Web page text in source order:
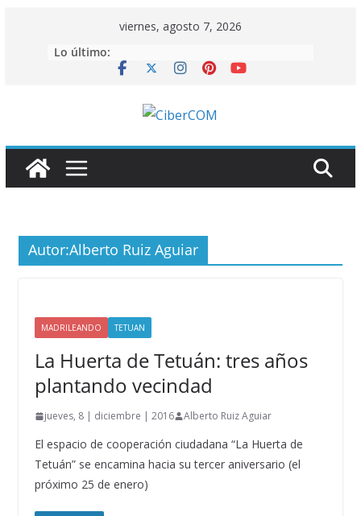
viernes, agosto 7, 2026
Lo último:
Autor:Alberto Ruiz Aguiar
MADRILEANDO TETUAN
La Huerta de Tetuán: tres años
plantando vecindad
jueves, 8 | diciembre | 2016 Alberto Ruiz Aguiar
El espacio de cooperación ciudadana “La Huerta de
Tetuán” se encamina hacia su tercer aniversario (el
próximo 25 de enero)